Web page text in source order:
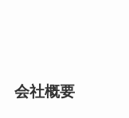
会社概要